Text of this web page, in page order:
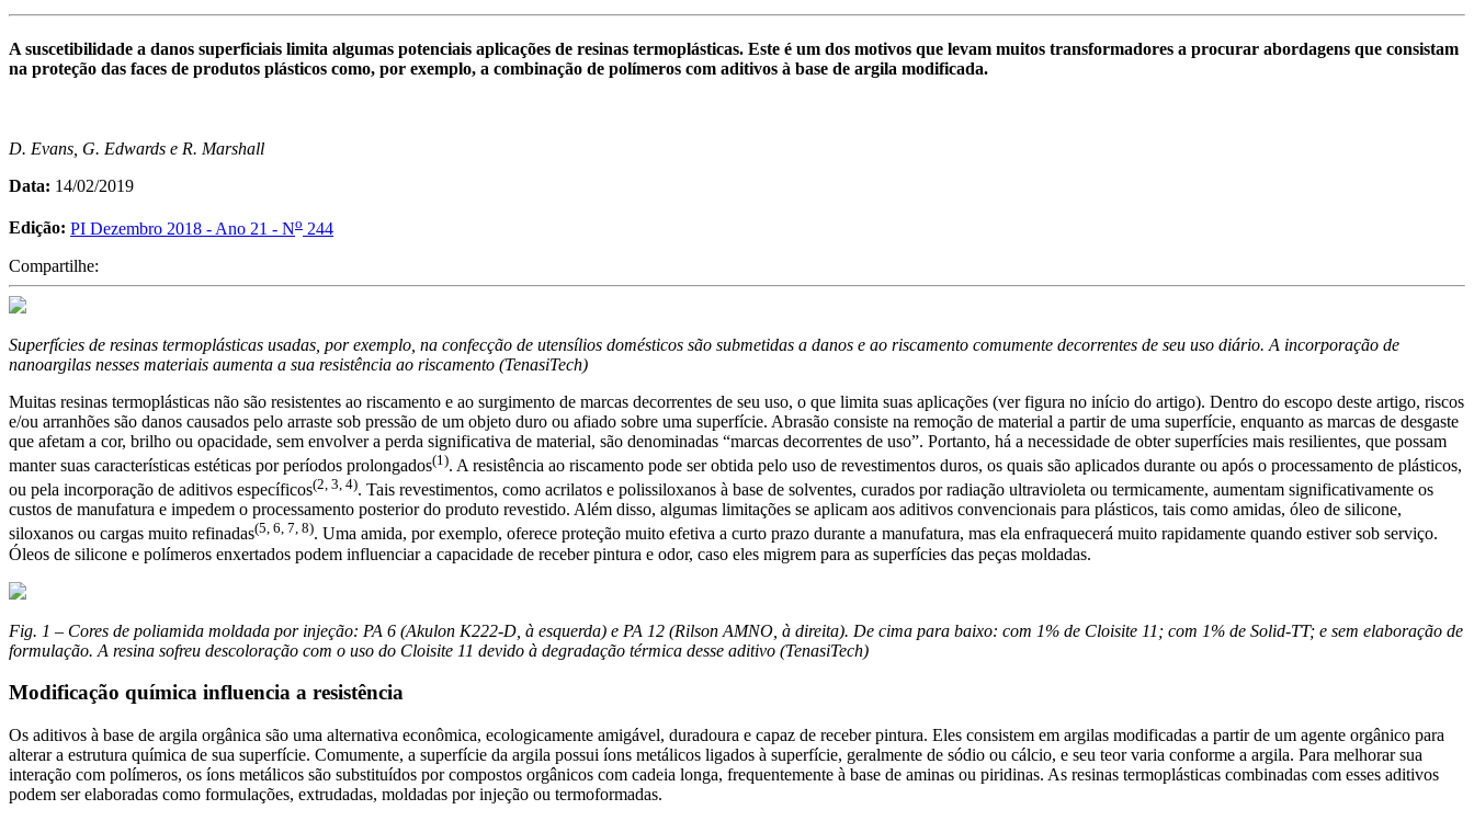
A suscetibilidade a danos superficiais limita algumas potenciais aplicações de resinas termoplásticas. Este é um dos motivos que levam muitos transformadores a procurar abordagens que consistam
na proteção das faces de produtos plásticos como, por exemplo, a combinação de polímeros com aditivos à base de argila modificada.
D. Evans, G. Edwards e R. Marshall
Data: 14/02/2019
Edição: PI Dezembro 2018 - Ano 21 - No 244
Compartilhe:
Superfícies de resinas termoplásticas usadas, por exemplo, na confecção de utensílios domésticos são submetidas a danos e ao riscamento comumente decorrentes de seu uso diário. A incorporação de
nanoargilas nesses materiais aumenta a sua resistência ao riscamento (TenasiTech)
Muitas resinas termoplásticas não são resistentes ao riscamento e ao surgimento de marcas decorrentes de seu uso, o que limita suas aplicações (ver figura no início do artigo). Dentro do escopo deste artigo, riscos
e/ou arranhões são danos causados pelo arraste sob pressão de um objeto duro ou afiado sobre uma superfície. Abrasão consiste na remoção de material a partir de uma superfície, enquanto as marcas de desgaste
que afetam a cor, brilho ou opacidade, sem envolver a perda significativa de material, são denominadas “marcas decorrentes de uso”. Portanto, há a necessidade de obter superfícies mais resilientes, que possam
manter suas características estéticas por períodos prolongados(1). A resistência ao riscamento pode ser obtida pelo uso de revestimentos duros, os quais são aplicados durante ou após o processamento de plásticos,
ou pela incorporação de aditivos específicos(2, 3, 4). Tais revestimentos, como acrilatos e polissiloxanos à base de solventes, curados por radiação ultravioleta ou termicamente, aumentam significativamente os
custos de manufatura e impedem o processamento posterior do produto revestido. Além disso, algumas limitações se aplicam aos aditivos convencionais para plásticos, tais como amidas, óleo de silicone,
siloxanos ou cargas muito refinadas(5, 6, 7, 8). Uma amida, por exemplo, oferece proteção muito efetiva a curto prazo durante a manufatura, mas ela enfraquecerá muito rapidamente quando estiver sob serviço.
Óleos de silicone e polímeros enxertados podem influenciar a capacidade de receber pintura e odor, caso eles migrem para as superfícies das peças moldadas.
Fig. 1 – Cores de poliamida moldada por injeção: PA 6 (Akulon K222-D, à esquerda) e PA 12 (Rilson AMNO, à direita). De cima para baixo: com 1% de Cloisite 11; com 1% de Solid-TT; e sem elaboração de
formulação. A resina sofreu descoloração com o uso do Cloisite 11 devido à degradação térmica desse aditivo (TenasiTech)
Modificação química influencia a resistência
Os aditivos à base de argila orgânica são uma alternativa econômica, ecologicamente amigável, duradoura e capaz de receber pintura. Eles consistem em argilas modificadas a partir de um agente orgânico para
alterar a estrutura química de sua superfície. Comumente, a superfície da argila possui íons metálicos ligados à superfície, geralmente de sódio ou cálcio, e seu teor varia conforme a argila. Para melhorar sua
interação com polímeros, os íons metálicos são substituídos por compostos orgânicos com cadeia longa, frequentemente à base de aminas ou piridinas. As resinas termoplásticas combinadas com esses aditivos
podem ser elaboradas como formulações, extrudadas, moldadas por injeção ou termoformadas.